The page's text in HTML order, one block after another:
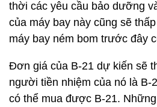
thời các yêu cầu bảo dưỡng
của máy bay này cũng sẽ
máy bay ném bom trước đây
Đơn giá của B-21 dự kiến ​​sẽ
người tiền nhiệm của nó là B-
có thể mua được B-21.